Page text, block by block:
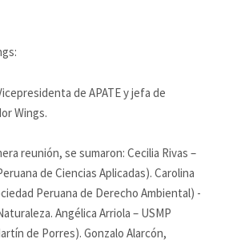
de APATE y jefa de
Wings.
reunión, se sumaron: Cecilia Rivas –
de Ciencias Aplicadas). Carolina
Peruana de Derecho Ambiental) -
Angélica Arriola – USMP
de Porres). Gonzalo Alarcón,